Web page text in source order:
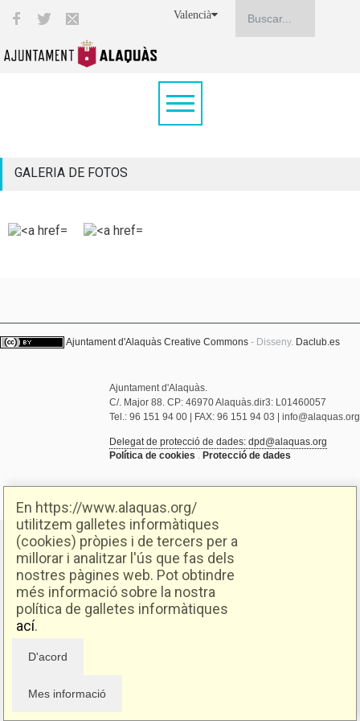
En https://www.alaquas.org/
utilitzem galletes informàtiques
(cookies) pròpies i de tercers per a
millorar i analitzar l'ús que fas dels
nostres pàgines web. Pot obtindre
més informació sobre la nostra
política de galletes informàtiques
ací.
Valencià
GALERIA DE FOTOS
Ajuntament d'Alaquàs Creative Commons - Disseny. Daclub.es
Ajuntament d'Alaquàs.
C/. Major 88. CP: 46970 Alaquàs.dir3: L01460057
Tel.: 96 151 94 00 | FAX: 96 151 94 03 | info@alaquas.org
Delegat de protecció de dades: dpd@alaquas.org
Política de cookies . Protecció de dades